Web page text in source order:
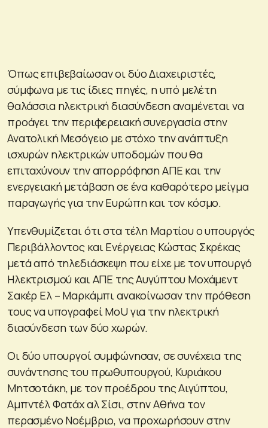
Όπως επιβεβαίωσαν οι δύο Διαχειριστές,
σύμφωνα με τις ίδιες πηγές, η υπό μελέτη
θαλάσσια ηλεκτρική διασύνδεση αναμένεται να
προάγει την περιφερειακή συνεργασία στην
Ανατολική Μεσόγειο με στόχο την ανάπτυξη
ισχυρών ηλεκτρικών υποδομών που θα
επιταχύνουν την απορρόφηση ΑΠΕ και την
ενεργειακή μετάβαση σε ένα καθαρότερο μείγμα
παραγωγής για την Ευρώπη και τον κόσμο.
Υπενθυμίζεται ότι στα τέλη Μαρτίου ο υπουργός
Περιβάλλοντος και Ενέργειας Κώστας Σκρέκας
μετά από τηλεδιάσκεψη που είχε με τον υπουργό
Ηλεκτρισμού και ΑΠΕ της Αυγύπτου Μοχάμεντ
Σακέρ Ελ – Μαρκάμπι ανακοίνωσαν την πρόθεση
τους να υπογραφεί MοU για την ηλεκτρική
διασύνδεση των δύο χωρών.
Οι δύο υπουργοί συμφώνησαν, σε συνέχεια της
συνάντησης του πρωθυπουργού, Κυριάκου
Μητσοτάκη, με τον προέδρου της Αιγύπτου,
Αμπντέλ Φατάχ αλ Σίσι, στην Αθήνα τον
περασμένο Νοέμβριο, να προχωρήσουν στην